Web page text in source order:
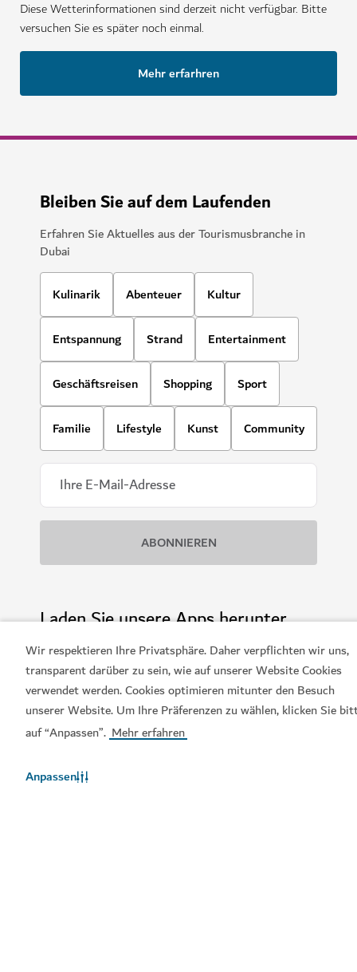
Wir respektieren Ihre Privatsphäre. Daher verpflichten wir uns,
transparent darüber zu sein, wie auf unserer Website Cookies
verwendet werden. Cookies optimieren mitunter den Besuch
unserer Website. Um Ihre Präferenzen zu wählen, klicken Sie
auf “Anpassen”. Mehr erfahren
Anpassen
Diese Wetterinformationen sind derzeit nicht verfügbar. Bitte
versuchen Sie es später noch einmal.
Mehr erfarhren
Bleiben Sie auf dem Laufenden
Erfahren Sie Aktuelles aus der Tourismusbranche in
Dubai
Kulinarik Abenteuer Kultur
Entspannung Strand Entertainment
Geschäftsreisen Shopping Sport
Familie Lifestyle Kunst Community
Laden Sie unsere Apps herunter
Visit-Dubai-App Dubai-Calendar-App